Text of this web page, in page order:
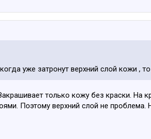
уже затронут верхний слой кожи ,
только кожу без краски. На
Поэтому верхний слой не